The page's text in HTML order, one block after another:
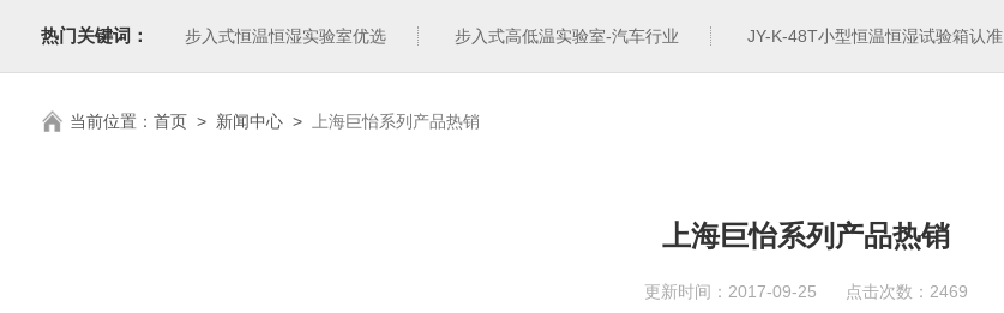
热门关键词： 步入式恒温恒湿实验室优选 步入式高低温实验室-汽车行业 JY-K-48T小型恒温恒湿试验箱认准巨怡环试
当前位置： 首页> 新闻中心> 上海巨怡系列产品热销
上海巨怡系列产品热销
更新时间：2017-09-25 点击次数：2469